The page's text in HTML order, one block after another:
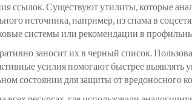
ссылок. Существуют утилиты, которые
источника, например, из спама в
системы или рекомендации в
заносит их в черный список.
усилия помогают быстрее выявлять
состоянии для защиты от вредоносного